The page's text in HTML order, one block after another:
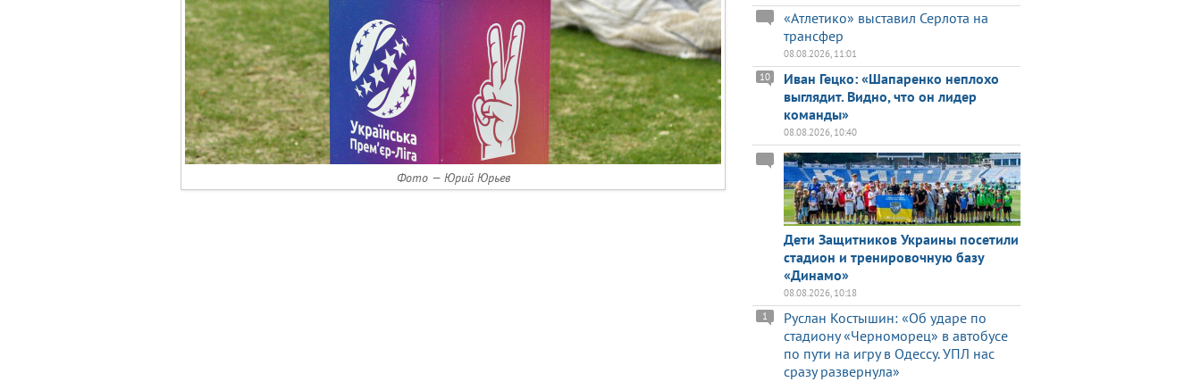
Фото — Юрий Юрьев
«Атлетико» выставил Серлота на
трансфер
08.08.2026, 11:01
Иван Гецко: «Шапаренко неплохо
выглядит. Видно, что он лидер
команды»
10
08.08.2026, 10:40
Дети Защитников Украины посетили
стадион и тренировочную базу
«Динамо»
08.08.2026, 10:18
Руслан Костышин: «Об ударе по
стадиону «Черноморец» в автобусе
по пути на игру в Одессу. УПЛ нас
сразу развернула»
1